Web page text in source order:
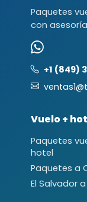
Paquetes
con
+1 (849)
Vuelo +
Paquetes
hotel
Paquetes a
El Salvador